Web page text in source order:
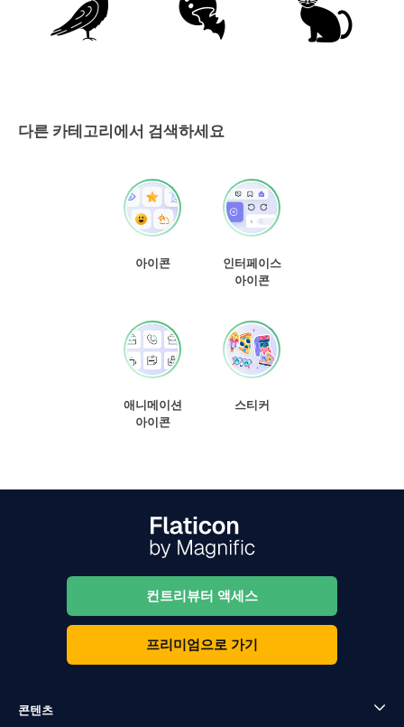
다른 카테고리에서 검색하세요
아이콘
인터페이스
아이콘
애니메이션
아이콘
스티커
컨트리뷰터 액세스
프리미엄으로 가기
콘텐츠